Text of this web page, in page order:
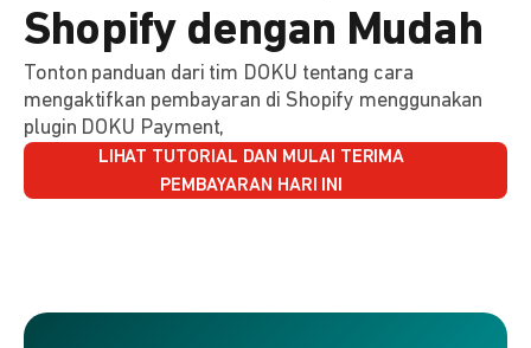
Shopify dengan Mudah
Tonton panduan dari tim DOKU tentang cara
mengaktifkan pembayaran di Shopify menggunakan
plugin DOKU Payment,
LIHAT TUTORIAL DAN MULAI TERIMA
PEMBAYARAN HARI INI